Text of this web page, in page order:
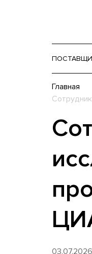
Главная
03.07.2026